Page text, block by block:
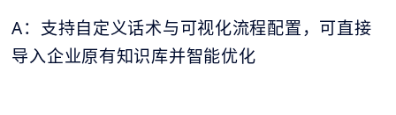
A：支持自定义话术与可视化流程配置，可直接
导入企业原有知识库并智能优化